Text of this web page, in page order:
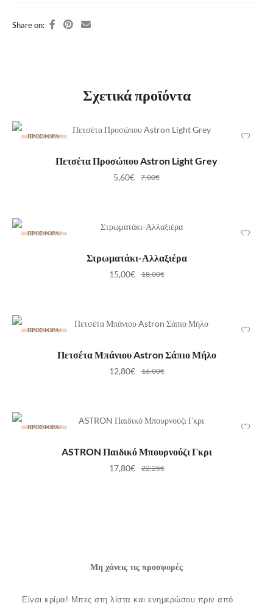
Share on:
Σχετικά προϊόντα
ΠΡΟΣΦΟΡΆ!
ΠΡΟΣΘΉΚΗ ΣΤΟ ΚΑΛΆΘΙ
Πετσέτα Προσώπου Astron Light Grey
7,00€
5,60€
ΠΡΟΣΦΟΡΆ!
ΠΡΟΣΘΉΚΗ ΣΤΟ ΚΑΛΆΘΙ
Στρωματάκι-Αλλαξιέρα
18,00€
15,00€
ΠΡΟΣΦΟΡΆ!
ΠΡΟΣΘΉΚΗ ΣΤΟ ΚΑΛΆΘΙ
Πετσέτα Μπάνιου Astron Σάπιο Μήλο
16,00€
12,80€
ΠΡΟΣΦΟΡΆ!
ΕΠΙΛΟΓΉ
ASTRON Παιδικό Μπουρνούζι Γκρι
22,25€
17,80€
Μη χάνεις τις προσφορές
Είναι κρίμα! Μπες στη λίστα και ενημερώσου πριν από